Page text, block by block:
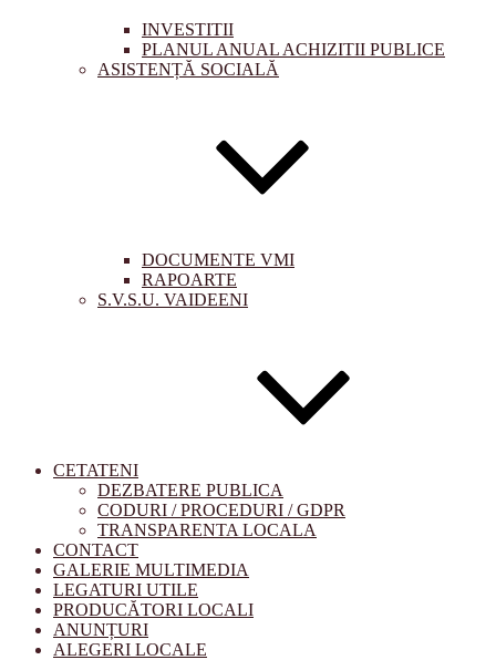
INVESTITII
PLANUL ANUAL ACHIZITII PUBLICE
ASISTENȚĂ SOCIALĂ
DOCUMENTE VMI
RAPOARTE
S.V.S.U. VAIDEENI
CETATENI
DEZBATERE PUBLICA
CODURI / PROCEDURI / GDPR
TRANSPARENTA LOCALA
CONTACT
GALERIE MULTIMEDIA
LEGATURI UTILE
PRODUCĂTORI LOCALI
ANUNȚURI
ALEGERI LOCALE